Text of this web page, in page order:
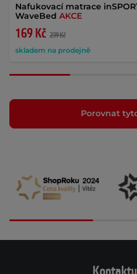
Nafukovací matrace
WaveBed AKCE
169 Kč 239 Kč
skladem na prodejně
Porovnat